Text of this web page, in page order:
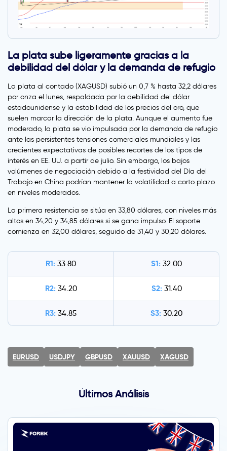
La plata sube ligeramente gracias a la
debilidad del dólar y la demanda de refugio
La plata al contado (XAGUSD) subió un 0,7 % hasta 32,2 dólares
por onza el lunes, respaldada por la debilidad del dólar
estadounidense y la estabilidad de los precios del oro, que
suelen marcar la dirección de la plata. Aunque el aumento fue
moderado, la plata se vio impulsada por la demanda de refugio
ante las persistentes tensiones comerciales mundiales y las
crecientes expectativas de posibles recortes de los tipos de
interés en EE. UU. a partir de julio. Sin embargo, los bajos
volúmenes de negociación debido a la festividad del Día del
Trabajo en China podrían mantener la volatilidad a corto plazo
en niveles moderados.
La primera resistencia se sitúa en 33,80 dólares, con niveles más
altos en 34,20 y 34,85 dólares si se gana impulso. El soporte
comienza en 32,00 dólares, seguido de 31,40 y 30,20 dólares.
R1: 33.80 S1: 32.00
R2: 34.20 S2: 31.40
R3: 34.85 S3: 30.20
EURUSD USDJPY GBPUSD XAUUSD XAGUSD
Últimos Análisis